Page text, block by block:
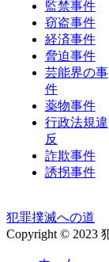
監禁事件
窃盗事件
経済事件
脅迫事件
芸能界の事
件
薬物事件
行政法規違
反
詐欺事件
誘拐事件
犯罪撲滅への道
Copyright © 2023